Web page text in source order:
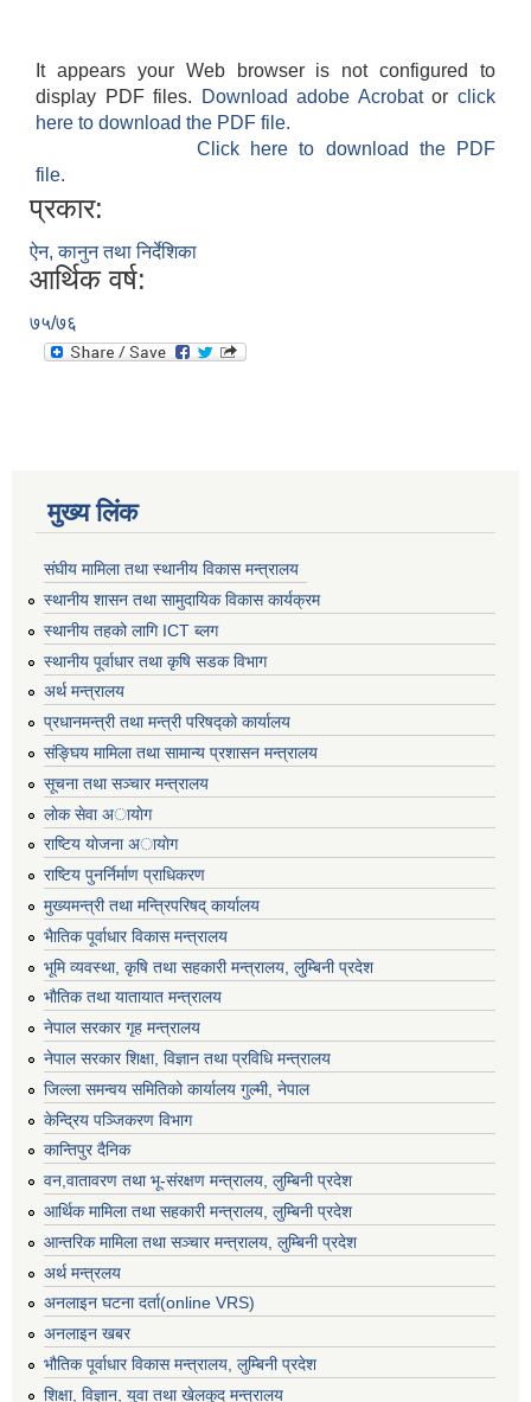
It appears your Web browser is not configured to
display PDF files.
Download adobe Acrobatorclick
here to download the PDF file.
Click here to download the PDF
file.
प्रकार:
ऐन, कानुन तथा निर्देशिका
आर्थिक वर्ष:
७५/७६
मुख्य लिंक
संघीय मामिला तथा स्थानीय विकास मन्त्रालय
स्थानीय शासन तथा सामुदायिक विकास कार्यक्रम
स्थानीय तहको लागि ICT ब्लग
स्थानीय पूर्वाधार तथा कृषि सडक विभाग
अर्थ मन्त्रालय
प्रधानमन्त्री तथा मन्त्री परिषद्काे कार्यालय
संङ्घिय मामिला तथा सामान्य प्रशासन मन्त्रालय
सूचना तथा सञ्चार मन्त्रालय
लाेक सेवा अायाेग
राष्टिय याेजना अायाेग
राष्टिय पुनर्निर्माण प्राधिकरण
मुख्यमन्त्री तथा मन्त्रिपरिषद् कार्यालय
भैातिक पूर्वाधार विकास मन्त्रालय
भूमि व्यवस्था, कृषि तथा सहकारी मन्त्रालय, लु्म्बिनी प्रदेश
भाैतिक तथा यातायात मन्त्रालय
नेपाल सरकार गृह मन्त्रालय
नेपाल सरकार शिक्षा, विज्ञान तथा प्रविधि मन्त्रालय
जिल्ला समन्वय समितिको कार्यालय गुल्मी, नेपाल
केन्द्रिय पञ्जिकरण विभाग
कान्तिपुर दैनिक
वन,वातावरण तथा भू-संरक्षण मन्त्रालय, लुम्बिनी प्रदेश
आर्थिक मामिला तथा सहकारी मन्त्रालय, लुम्बिनी प्रदेश
आन्तरिक मामिला तथा सञ्चार मन्त्रालय, लुम्बिनी प्रदेश
अर्थ मन्त्रलय
अनलाइन घटना दर्ता(online VRS)
अनलाइन खबर
भौतिक पूर्वाधार विकास मन्त्रालय, लुम्बिनी प्रदेश
शिक्षा, विज्ञान, युवा तथा खेलकुद मन्‍‍त्रालय